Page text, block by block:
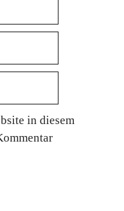
in diesem